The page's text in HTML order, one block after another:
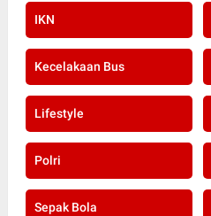
IKN
Kecelakaan Bus
Lifestyle
Polri
Sepak Bola